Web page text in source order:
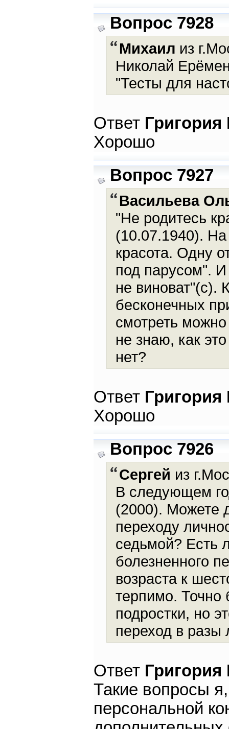
Вопрос 7928
Михаил из
Николай
"Тесты для
Ответ
Хорошо
Вопрос 7927
Васильева
"Не родитесь
(10.07.1940).
красота. Одну
под парусом". И
не виноват"(с).
бесконечных
смотреть
не знаю, как
нет?
Ответ
Хорошо
Вопрос 7926
Сергей из
В следующем
(2000). Можете
переходу
седьмой? Есть
болезненного
возраста к
терпимо.
подростки, но
переход в разы
Ответ
Такие вопросы
персональной